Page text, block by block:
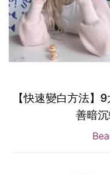
【快速變白方法】
善暗